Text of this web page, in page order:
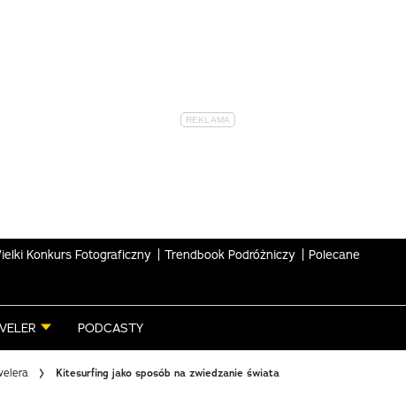
Konkurs Fotograficzny Trendbook Podróżniczy Polecane
PODCASTY
Kitesurfing jako sposób na zwiedzanie świata